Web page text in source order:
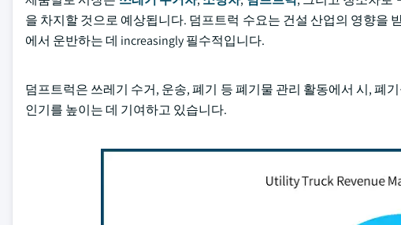
을 차지할 것으로 예상됩니다. 덤프트럭 수요는 건설 산업의 영향을
에서 운반하는 데 increasingly 필수적입니다.
덤프트럭은 쓰레기 수거, 운송, 폐기 등 폐기물 관리 활동에서 시, 폐
인기를 높이는 데 기여하고 있습니다.